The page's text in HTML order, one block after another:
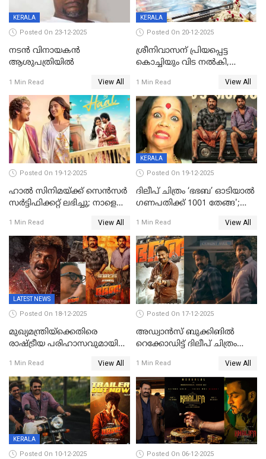
KERALA
Posted On 23-12-2025
നടൻ വിനായകൻ
ആശുപത്രിയിൽ
1 Min Read View All
KERALA
Posted On 20-12-2025
ശ്രീനിവാസന് പ്രിയപ്പെട്ട
കൊച്ചിയും വിട നൽകി,
സംസ്കാരം നാളെ
1 Min Read View All
Posted On 19-12-2025
ഹാല്‍ സിനിമയ്ക്ക് സെന്‍സര്‍
സര്‍ട്ടിഫിക്കറ്റ് ലഭിച്ചു; നാളെ
1 Min Read View All
KERALA
Posted On 19-12-2025
ദിലീപ് ചിത്രം ‘ഭഭബ’ ഓടിയാൽ
ഗണപതിക്ക് 1001 തേങ്ങ';
1 Min Read View All
LATEST NEWS
Posted On 18-12-2025
മുഖ്യമന്ത്രിയ്ക്കെതിരെ
രാഷ്ട്രീയ പരിഹാസവുമായി
1 Min Read View All
Posted On 17-12-2025
അഡ്വാൻസ് ബുക്കിങിൽ
റെക്കോഡിട്ട് ദിലീപ് ചിത്രം
റെക്കോർഡ് വിൽപ്പന;
മണിക്കൂറില്‍ വിറ്റത്
1000ത്തിന് മുകളിൽ ടിക്കറ്റ്
1 Min Read View All
KERALA
Posted On 10-12-2025 Posted On 06-12-2025